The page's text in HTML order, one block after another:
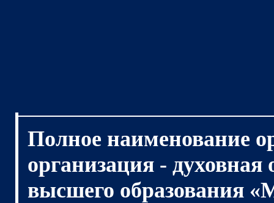
Полное наименование
организация - духовная
высшего образования